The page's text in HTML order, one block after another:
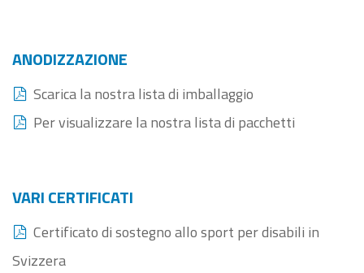
ANODIZZAZIONE
Scarica la nostra lista di imballaggio
Per visualizzare la nostra lista di pacchetti
VARI CERTIFICATI
Certificato di sostegno allo sport per disabili in
Svizzera